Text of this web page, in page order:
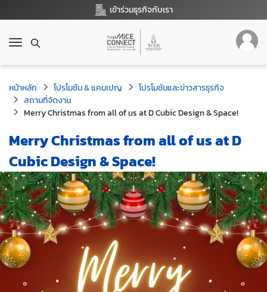
เข้าร่วมธุรกิจกับเรา
T
g
g
l
e
n
v
i
g
a
t
i
o
n
หน้าหลัก โปรโมชัน & แคมเปญ
โปรโมชันและข่าวสารธุรกิจ
สถานที่จัดงาน
Merry Christmas from all of us at D Cubic Design & Space!
Merry Christmas from all of us at D
Cubic Design & Space!